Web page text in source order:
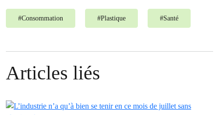
#Consommation #Plastique #Santé
Articles liés